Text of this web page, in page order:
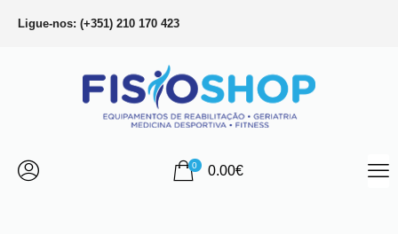
Ligue-nos: (+351) 210 170 423
0 0.00€